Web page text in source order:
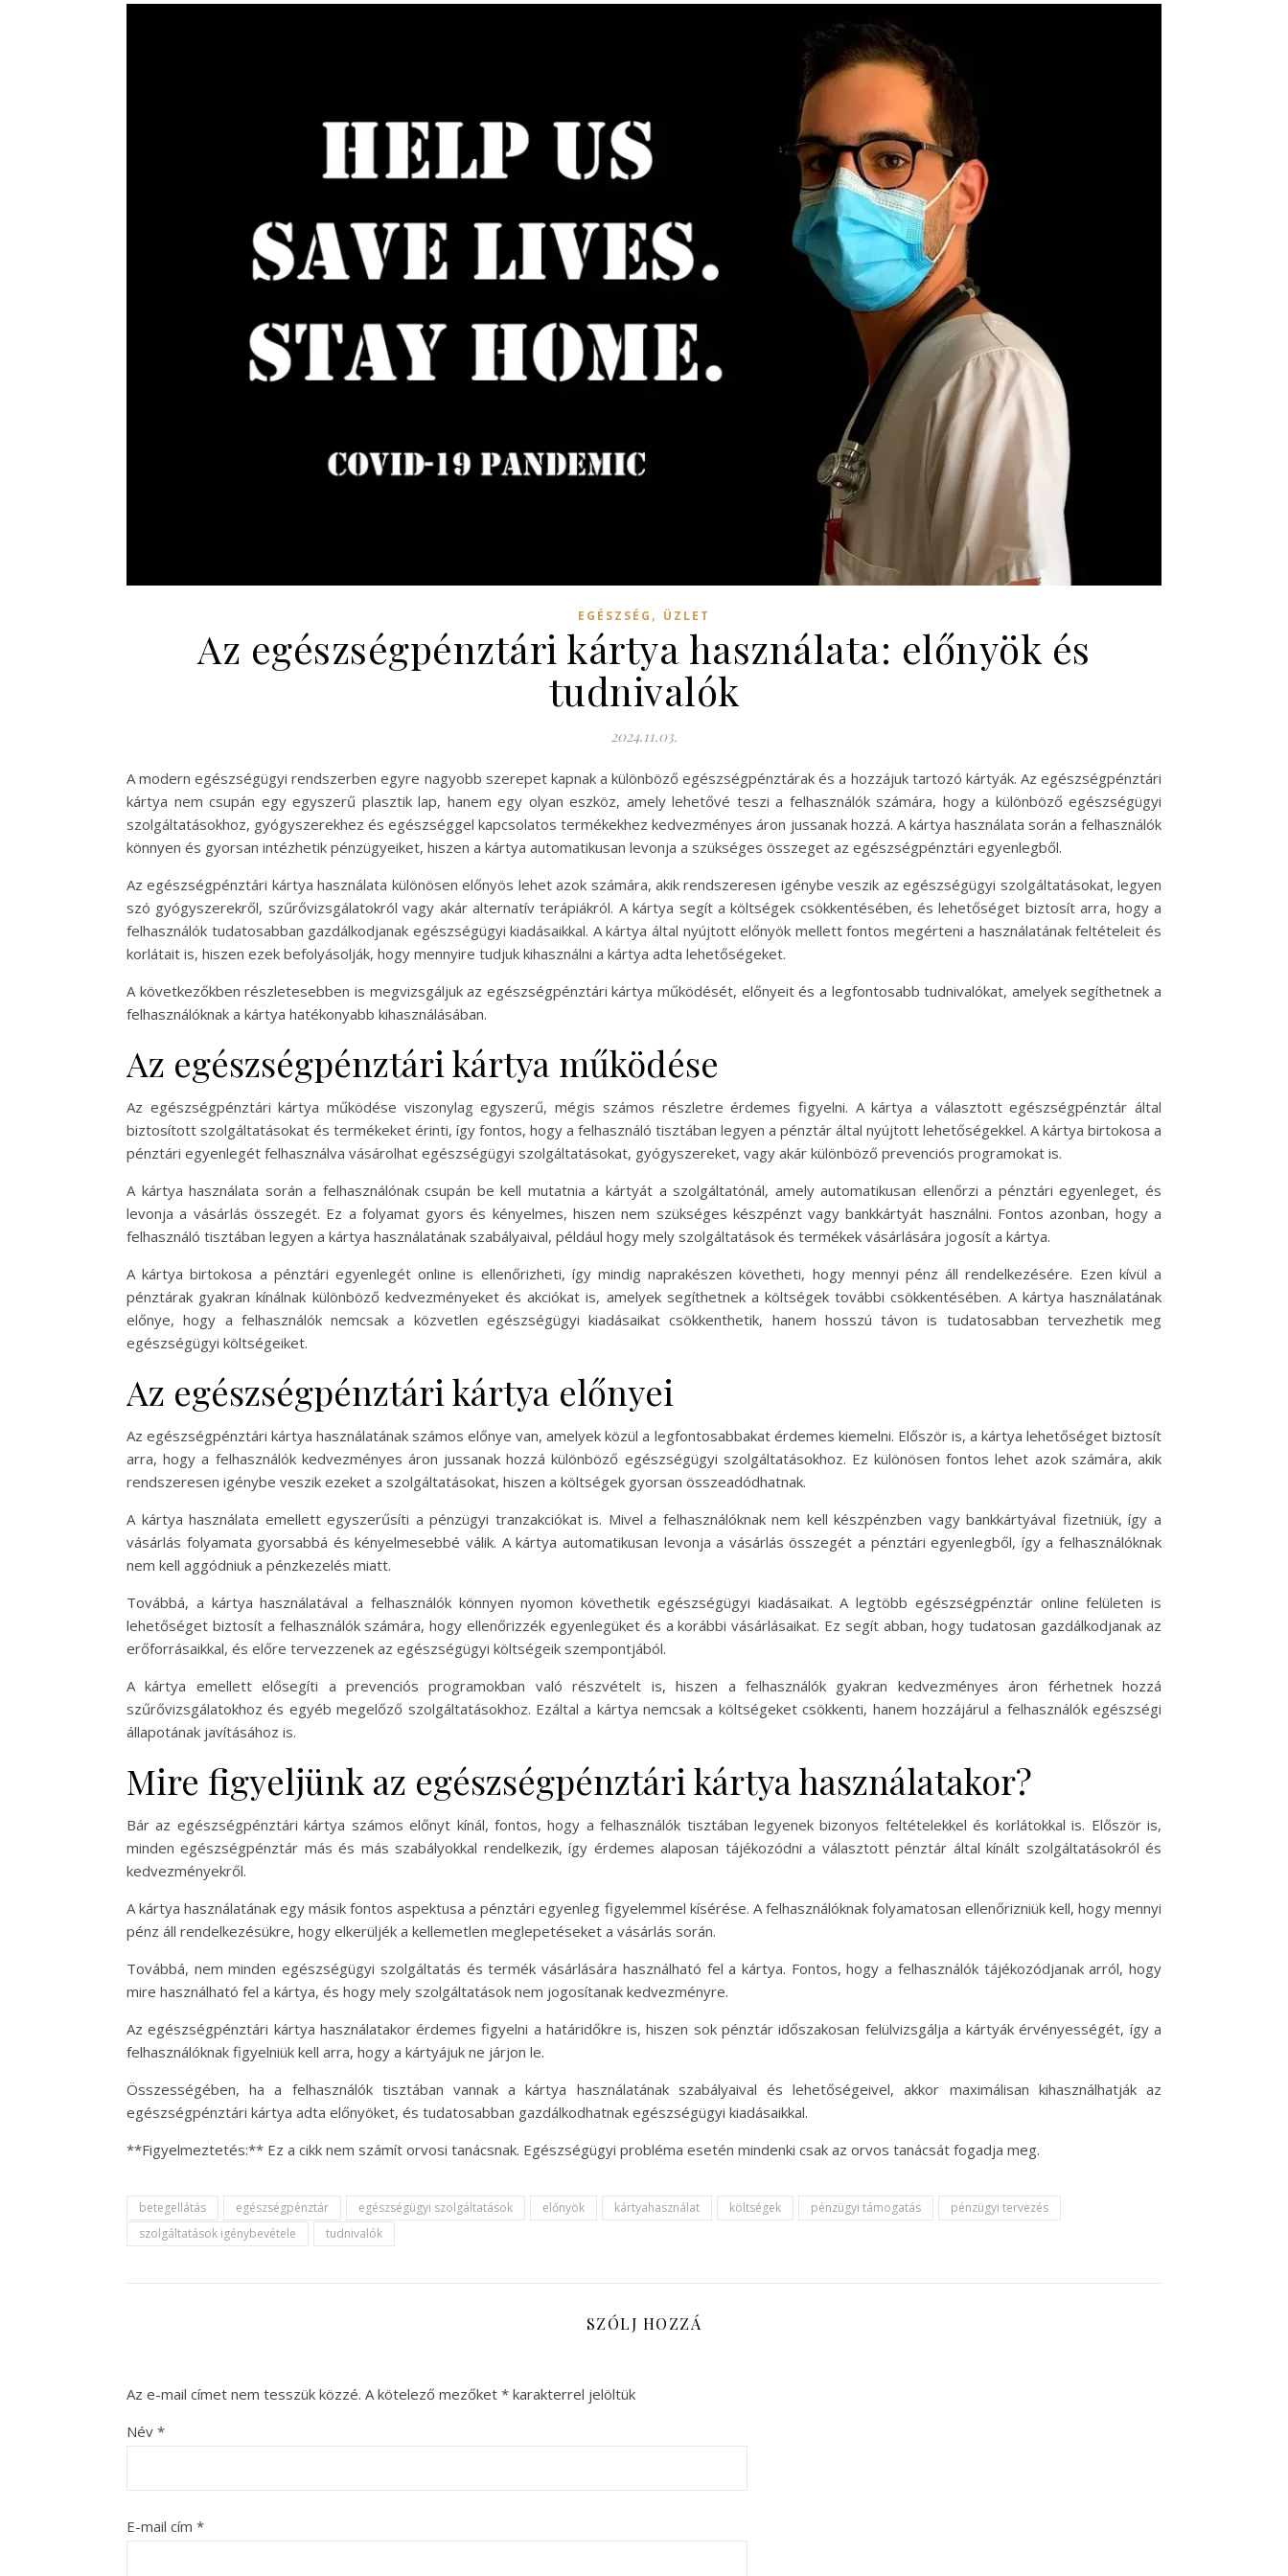
EGÉSZSÉG , ÜZLET
Az egészségpénztári kártya használata: előnyök és
tudnivalók
2024.11.03.
A modern egészségügyi rendszerben egyre nagyobb szerepet kapnak a különböző egészségpénztárak és a hozzájuk tartozó kártyák. Az egészségpénztári
kártya nem csupán egy egyszerű plasztik lap, hanem egy olyan eszköz, amely lehetővé teszi a felhasználók számára, hogy a különböző egészségügyi
szolgáltatásokhoz, gyógyszerekhez és egészséggel kapcsolatos termékekhez kedvezményes áron jussanak hozzá. A kártya használata során a felhasználók
könnyen és gyorsan intézhetik pénzügyeiket, hiszen a kártya automatikusan levonja a szükséges összeget az egészségpénztári egyenlegből.
Az egészségpénztári kártya használata különösen előnyös lehet azok számára, akik rendszeresen igénybe veszik az egészségügyi szolgáltatásokat, legyen
szó gyógyszerekről, szűrővizsgálatokról vagy akár alternatív terápiákról. A kártya segít a költségek csökkentésében, és lehetőséget biztosít arra, hogy a
felhasználók tudatosabban gazdálkodjanak egészségügyi kiadásaikkal. A kártya által nyújtott előnyök mellett fontos megérteni a használatának feltételeit és
korlátait is, hiszen ezek befolyásolják, hogy mennyire tudjuk kihasználni a kártya adta lehetőségeket.
A következőkben részletesebben is megvizsgáljuk az egészségpénztári kártya működését, előnyeit és a legfontosabb tudnivalókat, amelyek segíthetnek a
felhasználóknak a kártya hatékonyabb kihasználásában.
Az egészségpénztári kártya működése
Az egészségpénztári kártya működése viszonylag egyszerű, mégis számos részletre érdemes figyelni. A kártya a választott egészségpénztár által
biztosított szolgáltatásokat és termékeket érinti, így fontos, hogy a felhasználó tisztában legyen a pénztár által nyújtott lehetőségekkel. A kártya birtokosa a
pénztári egyenlegét felhasználva vásárolhat egészségügyi szolgáltatásokat, gyógyszereket, vagy akár különböző prevenciós programokat is.
A kártya használata során a felhasználónak csupán be kell mutatnia a kártyát a szolgáltatónál, amely automatikusan ellenőrzi a pénztári egyenleget, és
levonja a vásárlás összegét. Ez a folyamat gyors és kényelmes, hiszen nem szükséges készpénzt vagy bankkártyát használni. Fontos azonban, hogy a
felhasználó tisztában legyen a kártya használatának szabályaival, például hogy mely szolgáltatások és termékek vásárlására jogosít a kártya.
A kártya birtokosa a pénztári egyenlegét online is ellenőrizheti, így mindig naprakészen követheti, hogy mennyi pénz áll rendelkezésére. Ezen kívül a
pénztárak gyakran kínálnak különböző kedvezményeket és akciókat is, amelyek segíthetnek a költségek további csökkentésében. A kártya használatának
előnye, hogy a felhasználók nemcsak a közvetlen egészségügyi kiadásaikat csökkenthetik, hanem hosszú távon is tudatosabban tervezhetik meg
egészségügyi költségeiket.
Az egészségpénztári kártya előnyei
Az egészségpénztári kártya használatának számos előnye van, amelyek közül a legfontosabbakat érdemes kiemelni. Először is, a kártya lehetőséget biztosít
arra, hogy a felhasználók kedvezményes áron jussanak hozzá különböző egészségügyi szolgáltatásokhoz. Ez különösen fontos lehet azok számára, akik
rendszeresen igénybe veszik ezeket a szolgáltatásokat, hiszen a költségek gyorsan összeadódhatnak.
A kártya használata emellett egyszerűsíti a pénzügyi tranzakciókat is. Mivel a felhasználóknak nem kell készpénzben vagy bankkártyával fizetniük, így a
vásárlás folyamata gyorsabbá és kényelmesebbé válik. A kártya automatikusan levonja a vásárlás összegét a pénztári egyenlegből, így a felhasználóknak
nem kell aggódniuk a pénzkezelés miatt.
Továbbá, a kártya használatával a felhasználók könnyen nyomon követhetik egészségügyi kiadásaikat. A legtöbb egészségpénztár online felületen is
lehetőséget biztosít a felhasználók számára, hogy ellenőrizzék egyenlegüket és a korábbi vásárlásaikat. Ez segít abban, hogy tudatosan gazdálkodjanak az
erőforrásaikkal, és előre tervezzenek az egészségügyi költségeik szempontjából.
A kártya emellett elősegíti a prevenciós programokban való részvételt is, hiszen a felhasználók gyakran kedvezményes áron férhetnek hozzá
szűrővizsgálatokhoz és egyéb megelőző szolgáltatásokhoz. Ezáltal a kártya nemcsak a költségeket csökkenti, hanem hozzájárul a felhasználók egészségi
állapotának javításához is.
Mire figyeljünk az egészségpénztári kártya használatakor?
Bár az egészségpénztári kártya számos előnyt kínál, fontos, hogy a felhasználók tisztában legyenek bizonyos feltételekkel és korlátokkal is. Először is,
minden egészségpénztár más és más szabályokkal rendelkezik, így érdemes alaposan tájékozódni a választott pénztár által kínált szolgáltatásokról és
kedvezményekről.
A kártya használatának egy másik fontos aspektusa a pénztári egyenleg figyelemmel kísérése. A felhasználóknak folyamatosan ellenőrizniük kell, hogy mennyi
pénz áll rendelkezésükre, hogy elkerüljék a kellemetlen meglepetéseket a vásárlás során.
Továbbá, nem minden egészségügyi szolgáltatás és termék vásárlására használható fel a kártya. Fontos, hogy a felhasználók tájékozódjanak arról, hogy
mire használható fel a kártya, és hogy mely szolgáltatások nem jogosítanak kedvezményre.
Az egészségpénztári kártya használatakor érdemes figyelni a határidőkre is, hiszen sok pénztár időszakosan felülvizsgálja a kártyák érvényességét, így a
felhasználóknak figyelniük kell arra, hogy a kártyájuk ne járjon le.
Összességében, ha a felhasználók tisztában vannak a kártya használatának szabályaival és lehetőségeivel, akkor maximálisan kihasználhatják az
egészségpénztári kártya adta előnyöket, és tudatosabban gazdálkodhatnak egészségügyi kiadásaikkal.
**Figyelmeztetés:** Ez a cikk nem számít orvosi tanácsnak. Egészségügyi probléma esetén mindenki csak az orvos tanácsát fogadja meg.
betegellátás egészségpénztár egészségügyi szolgáltatások előnyök kártyahasználat költségek pénzügyi támogatás
pénzügyi tervezés
szolgáltatások igénybevétele
tudnivalók
SZÓLJ HOZZÁ
Az e-mail címet nem tesszük közzé. A kötelező mezőket * karakterrel jelöltük
Név *
E-mail cím *